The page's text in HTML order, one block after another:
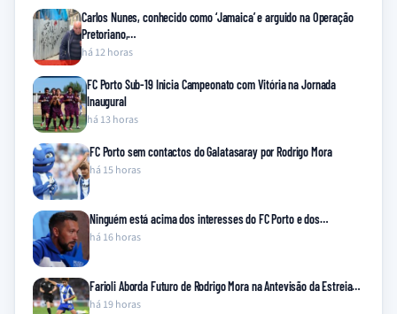
Carlos Nunes, conhecido como ‘Jamaica’ e arguido na Operação
Pretoriano,…
há 12 horas
FC Porto Sub-19 Inicia Campeonato com Vitória na Jornada
Inaugural
há 13 horas
FC Porto sem contactos do Galatasaray por Rodrigo Mora
há 15 horas
Ninguém está acima dos interesses do FC Porto e dos…
há 16 horas
Farioli Aborda Futuro de Rodrigo Mora na Antevisão da Estreia…
há 19 horas